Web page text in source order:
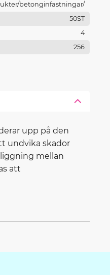
betonginfastningar/
50ST
4
256
upp på den
undvika skador
mellan
att